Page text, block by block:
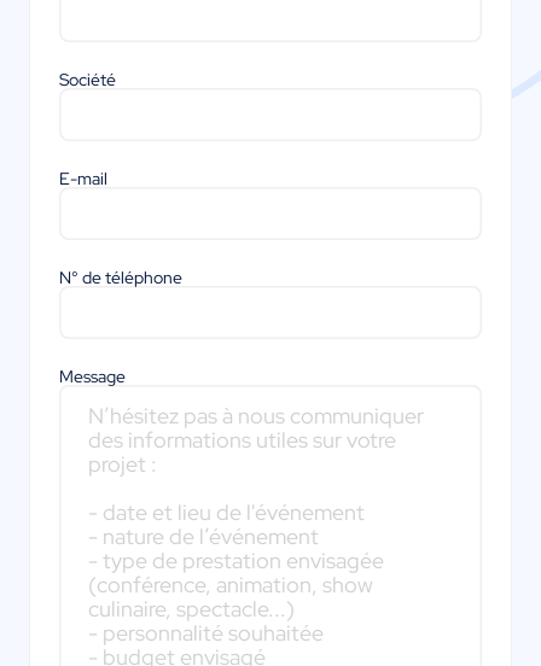
Société
E-mail
N° de téléphone
Message